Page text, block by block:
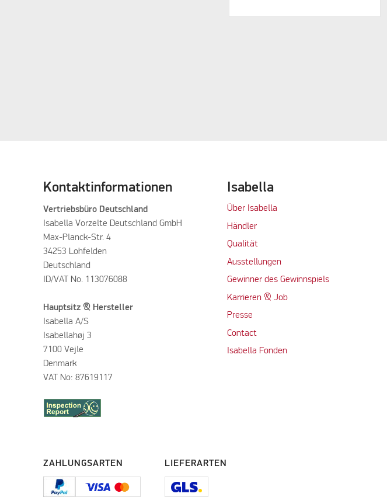
Kontaktinformationen
Vertriebsbüro Deutschland
Isabella Vorzelte Deutschland GmbH
Max-Planck-Str. 4
34253 Lohfelden
Deutschland
ID/VAT No. 113076088
Hauptsitz & Hersteller
Isabella A/S
Isabellahøj 3
7100 Vejle
Denmark
VAT No: 87619117
Isabella
Über Isabella
Händler
Qualität
Ausstellungen
Gewinner des Gewinnspiels
Karrieren & Job
Presse
Contact
Isabella Fonden
ZAHLUNGSARTEN LIEFERARTEN